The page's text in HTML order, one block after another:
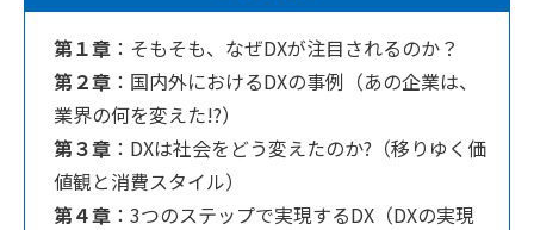
第１章 ：そもそも、なぜDXが注目されるのか？
第２章 ：国内外におけるDXの事例（あの企業は、
業界の何を変えた!?）
第３章 ：DXは社会をどう変えたのか?（移りゆく価
値観と消費スタイル）
第４章 ：3つのステップで実現するDX（DXの実現